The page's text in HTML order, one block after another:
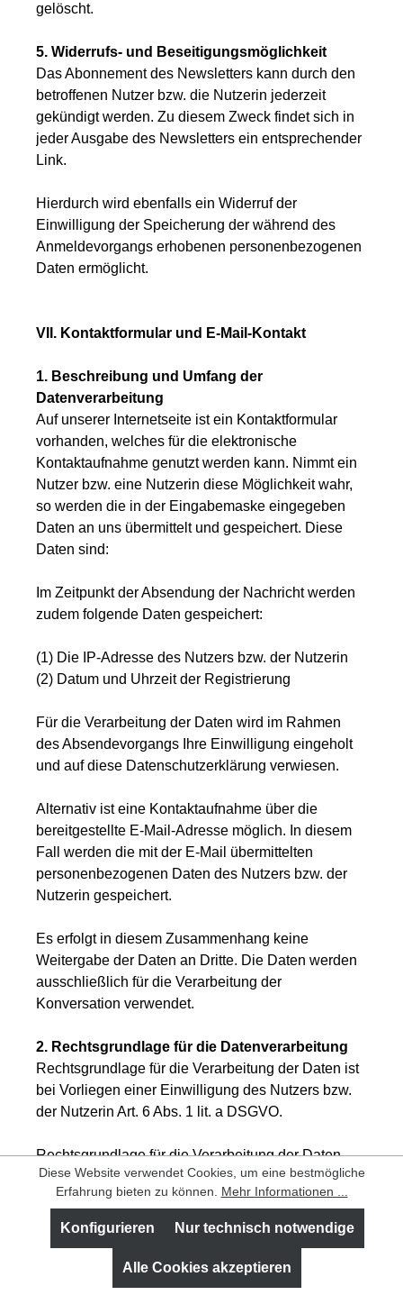
gelöscht.
5. Widerrufs- und Beseitigungsmöglichkeit
Das Abonnement des Newsletters kann durch den
betroffenen Nutzer bzw. die Nutzerin jederzeit
gekündigt werden. Zu diesem Zweck findet sich in
jeder Ausgabe des Newsletters ein entsprechender
Link.
Hierdurch wird ebenfalls ein Widerruf der
Einwilligung der Speicherung der während des
Anmeldevorgangs erhobenen personenbezogenen
Daten ermöglicht.
VII. Kontaktformular und E-Mail-Kontakt
1. Beschreibung und Umfang der
Datenverarbeitung
Auf unserer Internetseite ist ein Kontaktformular
vorhanden, welches für die elektronische
Kontaktaufnahme genutzt werden kann. Nimmt ein
Nutzer bzw. eine Nutzerin diese Möglichkeit wahr,
so werden die in der Eingabemaske eingegeben
Daten an uns übermittelt und gespeichert. Diese
Daten sind:
Im Zeitpunkt der Absendung der Nachricht werden
zudem folgende Daten gespeichert:
(1) Die IP-Adresse des Nutzers bzw. der Nutzerin
(2) Datum und Uhrzeit der Registrierung
Für die Verarbeitung der Daten wird im Rahmen
des Absendevorgangs Ihre Einwilligung eingeholt
und auf diese Datenschutzerklärung verwiesen.
Alternativ ist eine Kontaktaufnahme über die
bereitgestellte E-Mail-Adresse möglich. In diesem
Fall werden die mit der E-Mail übermittelten
personenbezogenen Daten des Nutzers bzw. der
Nutzerin gespeichert.
Es erfolgt in diesem Zusammenhang keine
Weitergabe der Daten an Dritte. Die Daten werden
ausschließlich für die Verarbeitung der
Konversation verwendet.
2. Rechtsgrundlage für die Datenverarbeitung
Rechtsgrundlage für die Verarbeitung der Daten ist
bei Vorliegen einer Einwilligung des Nutzers bzw.
der Nutzerin Art. 6 Abs. 1 lit. a DSGVO.
Rechtsgrundlage für die Verarbeitung der Daten,
die im Zuge einer Übersendung einer E-Mail
übermittelt werden, ist Art. 6 Abs. 1 lit. f DSGVO.
Zielt der E-Mail-Kontakt auf den Abschluss eines
die Verarbeitung Art. 6 Abs. 1 lit. b DSGVO.
Diese Website verwendet Cookies, um eine bestmögliche
Erfahrung bieten zu können. Mehr Informationen ...
Nur technisch notwendige
Konfigurieren
Alle Cookies akzeptieren